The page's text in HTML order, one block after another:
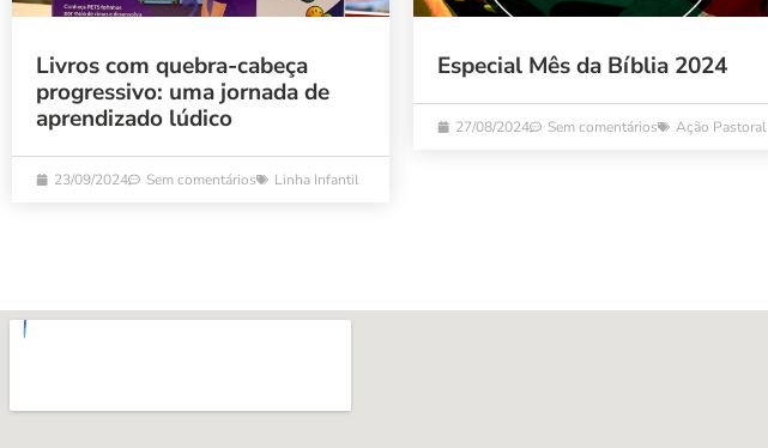
Livros com quebra-cabeça
progressivo: uma jornada de
aprendizado lúdico
23/09/2024 Sem comentários Linha Infantil
Especial Mês da Bíblia 2024
27/08/2024 Sem comentários Ação Pastoral